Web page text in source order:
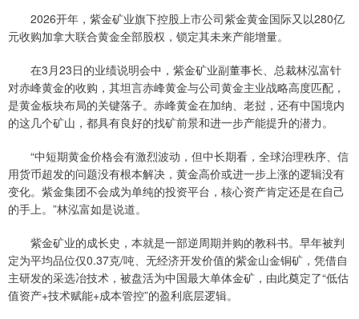
2026开年，紫金矿业旗下控股上市公司紫金黄金国际又以280亿
元收购加拿大联合黄金全部股权，锁定其未来产能增量。
在3月23日的业绩说明会中，紫金矿业副董事长、总裁林泓富针
对赤峰黄金的收购，其坦言赤峰黄金与公司黄金主业战略高度匹配，
是黄金板块布局的关键落子。赤峰黄金在加纳、老挝，还有中国境内
的这几个矿山，都具有良好的找矿前景和进一步产能提升的潜力。
“中短期黄金价格会有激烈波动，但中长期看，全球治理秩序、信
用货币超发的问题没有根本解决，黄金高价或进一步上涨的逻辑没有
变化。紫金集团不会成为单纯的投资平台，核心资产肯定还是在自己
的手上。”林泓富如是说道。
紫金矿业的成长史，本就是一部逆周期并购的教科书。早年被判
定为平均品位仅0.37克/吨、无经济开发价值的紫金山金铜矿，凭借自
主研发的采选冶技术，被盘活为中国最大单体金矿，由此奠定了“低估
值资产+技术赋能+成本管控”的盈利底层逻辑。